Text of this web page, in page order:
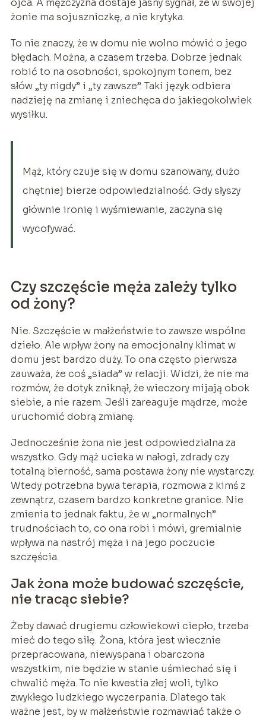
ojca. A mężczyzna dostaje jasny sygnał, że w swojej
żonie ma sojuszniczkę, a nie krytyka.
To nie znaczy, że w domu nie wolno mówić o jego
błędach. Można, a czasem trzeba. Dobrze jednak
robić to na osobności, spokojnym tonem, bez
słów „ty nigdy” i „ty zawsze”. Taki język odbiera
nadzieję na zmianę i zniechęca do jakiegokolwiek
wysiłku.
Mąż, który czuje się w domu szanowany, dużo
chętniej bierze odpowiedzialność. Gdy słyszy
głównie ironię i wyśmiewanie, zaczyna się
wycofywać.
Czy szczęście męża zależy tylko
od żony?
Nie. Szczęście w małżeństwie to zawsze wspólne
dzieło. Ale wpływ żony na emocjonalny klimat w
domu jest bardzo duży. To ona często pierwsza
zauważa, że coś „siada” w relacji. Widzi, że nie ma
rozmów, że dotyk zniknął, że wieczory mijają obok
siebie, a nie razem. Jeśli zareaguje mądrze, może
uruchomić dobrą zmianę.
Jednocześnie żona nie jest odpowiedzialna za
wszystko. Gdy mąż ucieka w nałogi, zdrady czy
totalną bierność, sama postawa żony nie wystarczy.
Wtedy potrzebna bywa terapia, rozmowa z kimś z
zewnątrz, czasem bardzo konkretne granice. Nie
zmienia to jednak faktu, że w „normalnych”
trudnościach to, co ona robi i mówi, gremialnie
wpływa na nastrój męża i na jego poczucie
szczęścia.
Jak żona może budować szczęście,
nie tracąc siebie?
Żeby dawać drugiemu człowiekowi ciepło, trzeba
mieć do tego siłę. Żona, która jest wiecznie
przepracowana, niewyspana i obarczona
wszystkim, nie będzie w stanie uśmiechać się i
chwalić męża. To nie kwestia złej woli, tylko
zwykłego ludzkiego wyczerpania. Dlatego tak
ważne jest, by w małżeństwie rozmawiać także o